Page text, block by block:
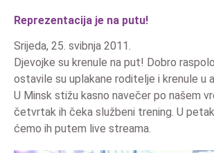
Reprezentacija je na putu!
Srijeda, 25. svibnja 2011.
Djevojke su krenule na put! Dobro
ostavile su uplakane roditelje i krenule u
U Minsk stižu kasno navečer po našem
četvrtak ih čeka službeni trening. U
ćemo ih putem live streama.